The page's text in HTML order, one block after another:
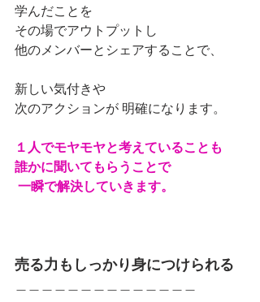
学んだことを
その場でアウトプットし
他のメンバーとシェアすることで、
新しい気付きや
次のアクションが 明確になります。
１人でモヤモヤと考えていることも
誰かに聞いてもらうことで
一瞬で解決していきます。
売る力もしっかり身につけられる